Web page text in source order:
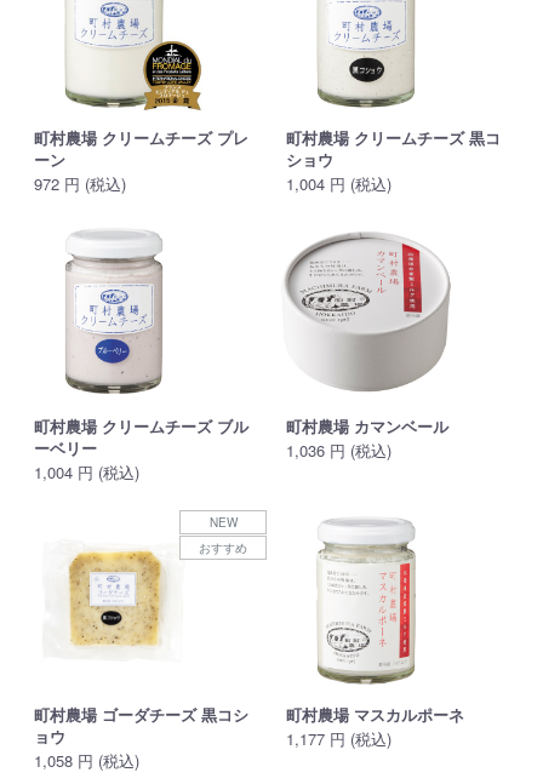
町村農場 クリームチーズ プレ
ーン
972 円 (税込)
町村農場 クリームチーズ 黒コ
ショウ
1,004 円 (税込)
町村農場 クリームチーズ ブル
ーベリー
1,004 円 (税込)
町村農場 カマンベール
1,036 円 (税込)
NEW
おすすめ
町村農場 ゴーダチーズ 黒コシ
ョウ
1,058 円 (税込)
町村農場 マスカルポーネ
1,177 円 (税込)